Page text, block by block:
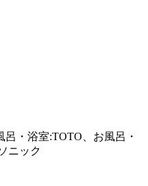
・浴室:TOTO、お風呂・
ニック